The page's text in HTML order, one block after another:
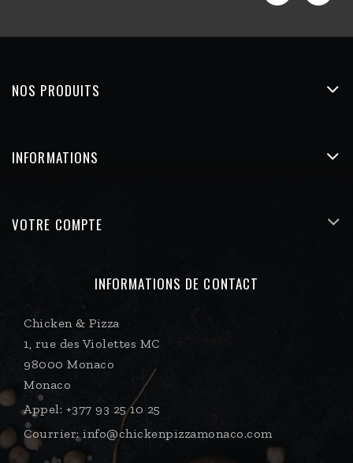
NOS PRODUITS
INFORMATIONS
VOTRE COMPTE
INFORMATIONS DE CONTACT
Chicken & Pizza
1, rue des Violettes MC
98000 Monaco
Monaco
Appel: +377 93 25 10 25
Courrier: info@chickenpizzamonaco.com